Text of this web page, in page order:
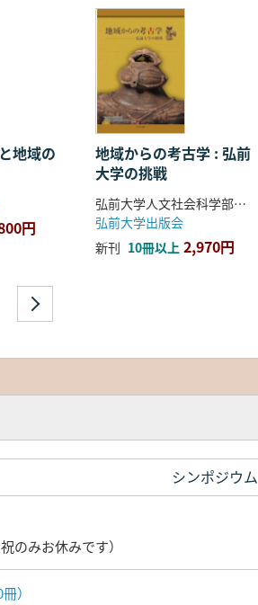
地域の
円
地域からの考古学 : 弘前
大学の挑戦
弘前大学人文社会科学部北日本考古学研究センター 編
弘前大学出版会
新刊 10冊以上 2,970円
シンポジウム
のみお休みです）
）